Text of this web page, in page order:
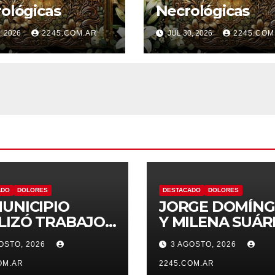
2026 2245.COM.AR
Necrológicas
JUL 30, 2026
DOLORES
TRABAJOS
EN LA
N.º 10
2026
DESTACADO DOLORES
JORGE
Y MILENA
INTENSIFICAN
AGENDA
OPOSITORA EN
3 AGOSTO, 2026
2245.COM.AR